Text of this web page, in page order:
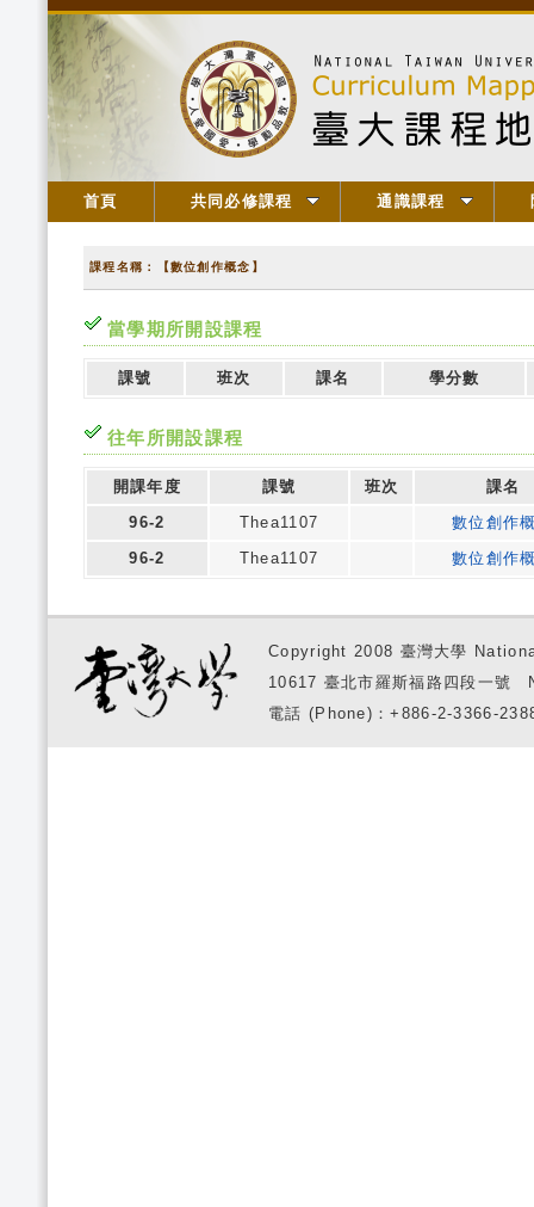
首頁 共同必修課程 通識課程
課程名稱：【數位創作概念】
當學期所開設課程
課號 班次 課名 學分數
往年所開設課程
開課年度 課號 班次
課名
96-2
Thea1107
數位創作
96-2
Thea1107 數位創作
Copyright 2008 臺灣大學
10617 臺北市羅斯福路四段一
電話 (Phone)：+886-2-3366-